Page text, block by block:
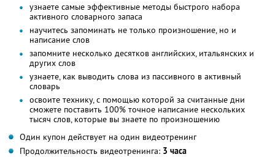
узнаете самые эффективные методы быстрого набора
активного словарного запаса
научитесь запоминать не только произношение, но и
написание слов
запомните несколько десятков английских, итальянских и
других слов
узнаете, как выводить слова из пассивного в активный
словарь
освоите технику, с помощью которой за считанные дни
сможете поставить 100% точное написание нескольких
тысяч слов, которые вы знаете по произношению
Один купон действует на один видеотренинг
Продолжительность видеотренинга: 3 часа